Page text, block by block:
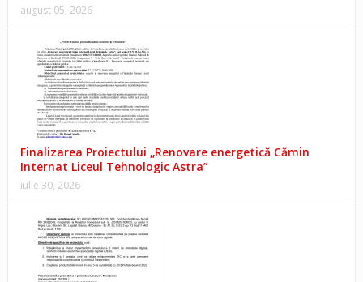
august 05, 2026
Finalizarea Proiectului „Renovare energetică Cămin
Internat Liceul Tehnologic Astra”
iulie 30, 2026